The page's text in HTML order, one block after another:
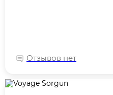
Отзывов нет